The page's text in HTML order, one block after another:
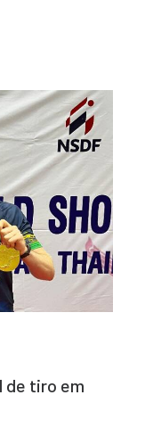
de tiro em